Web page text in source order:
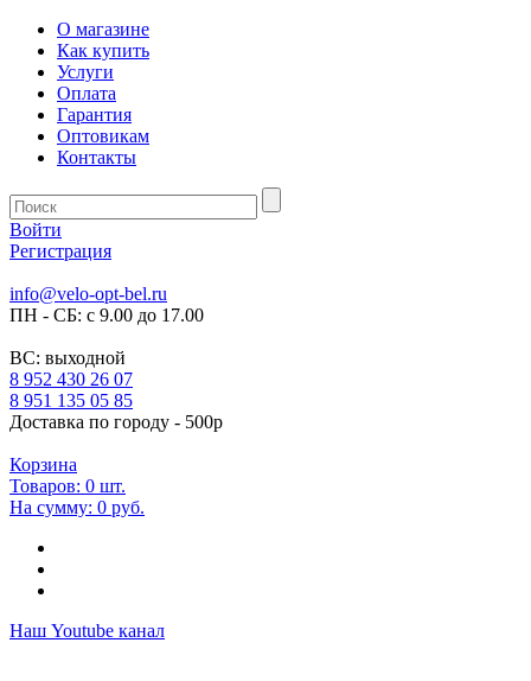
О магазине
Как купить
Услуги
Оплата
Гарантия
Оптовикам
Контакты
Войти
Регистрация
info@velo-opt-bel.ru
ПН - СБ: с 9.00 до 17.00
ВС: выходной
8 952 430 26 07
8 951 135 05 85
Доставка по городу - 500р
Корзина
Товаров: 0 шт.
На сумму: 0 руб.
Наш Youtube канал